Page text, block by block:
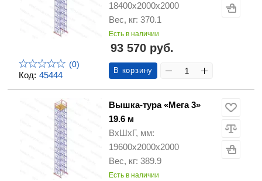
Код: 45444
(0)
18400х2000х2000
Вес, кг: 370.1
Есть в наличии
93 570 руб.
В корзину
Вышка-тура «Мега 3»
19.6 м
ВхШхГ, мм:
19600х2000х2000
Вес, кг: 389.9
Есть в наличии